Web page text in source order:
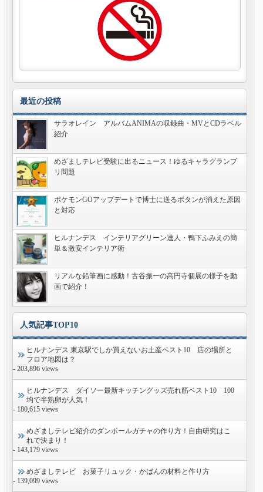
最近の投稿
サラオレイン アルバムANIMAの収録曲・MVとCDラベル
紹介
めざましテレビ受験に出るニュース！ゆるキャラグランプ
リ問題
ポケモンGOアップデートで博士に送るボタンが消えた原因
と対応
ヒルナンデス インテリアグリーン達人・鴨下ふみえの簡
単＆激安インテリア術
リアルな鉛筆画に感動！古谷振一の高円寺個展の様子を動
画で紹介！
人気記事TOP10
ヒルナンデス 東京駅でしか買えないお土産ベスト10 店の場所と
フロア地図は？
- 203,896 views
ヒルナンデス ダイソー最新キッチングッズ売れ筋ベスト10 100
均で半熟卵が人気！
- 180,615 views
めざましテレビ紹介のダンボールガチャの作り方！自由研究はこ
れで決まり！
- 143,179 views
めざましテレビ お菓子リュック・かばんの材料と作り方
- 139,099 views